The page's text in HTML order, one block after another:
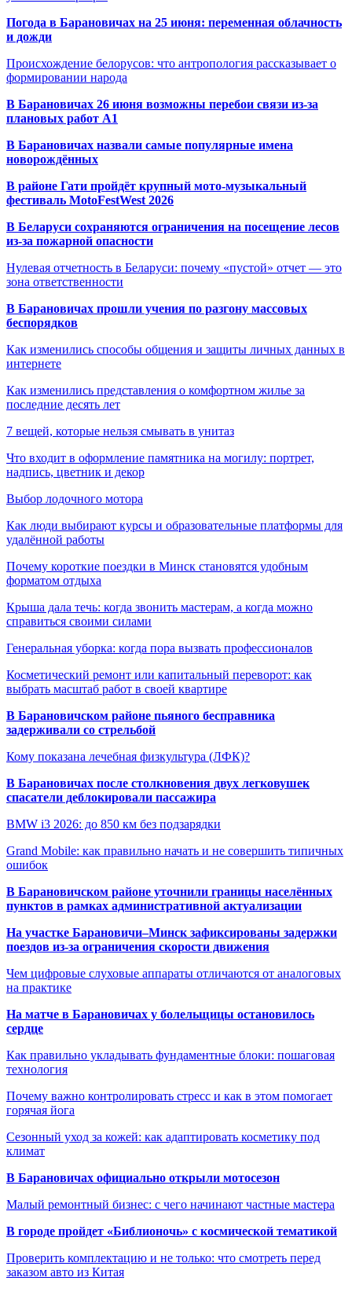
Погода в Барановичах на 25 июня: переменная облачность
и дожди
Происхождение белорусов: что антропология рассказывает о
формировании народа
В Барановичах 26 июня возможны перебои связи из-за
плановых работ A1
В Барановичах назвали самые популярные имена
новорождённых
В районе Гати пройдёт крупный мото-музыкальный
фестиваль MotoFestWest 2026
В Беларуси сохраняются ограничения на посещение лесов
из-за пожарной опасности
Нулевая отчетность в Беларуси: почему «пустой» отчет — это
зона ответственности
В Барановичах прошли учения по разгону массовых
беспорядков
Как изменились способы общения и защиты личных данных в
интернете
Как изменились представления о комфортном жилье за
последние десять лет
7 вещей, которые нельзя смывать в унитаз
Что входит в оформление памятника на могилу: портрет,
надпись, цветник и декор
Выбор лодочного мотора
Как люди выбирают курсы и образовательные платформы для
удалённой работы
Почему короткие поездки в Минск становятся удобным
форматом отдыха
Крыша дала течь: когда звонить мастерам, а когда можно
справиться своими силами
Генеральная уборка: когда пора вызвать профессионалов
Косметический ремонт или капитальный переворот: как
выбрать масштаб работ в своей квартире
В Барановичском районе пьяного бесправника
задерживали со стрельбой
Кому показана лечебная физкультура (ЛФК)?
В Барановичах после столкновения двух легковушек
спасатели деблокировали пассажира
BMW i3 2026: до 850 км без подзарядки
Grand Mobile: как правильно начать и не совершить типичных
ошибок
В Барановичском районе уточнили границы населённых
пунктов в рамках административной актуализации
На участке Барановичи–Минск зафиксированы задержки
поездов из-за ограничения скорости движения
Чем цифровые слуховые аппараты отличаются от аналоговых
на практике
На матче в Барановичах у болельщицы остановилось
сердце
Как правильно укладывать фундаментные блоки: пошаговая
технология
Почему важно контролировать стресс и как в этом помогает
горячая йога
Сезонный уход за кожей: как адаптировать косметику под
климат
В Барановичах официально открыли мотосезон
Малый ремонтный бизнес: с чего начинают частные мастера
В городе пройдет «Библионочь» с космической тематикой
Проверить комплектацию и не только: что смотреть перед
заказом авто из Китая